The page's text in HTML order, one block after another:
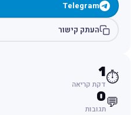
Telegram
העתק קישור
⏱️
1
דקת קריאה
💬
0
תגובות